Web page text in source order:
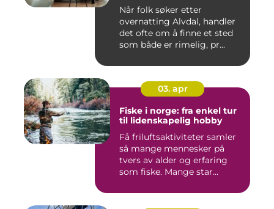
Når folk søker etter
overnatting Alvdal, handler
det ofte om å finne et sted
som både er rimelig, pr...
03. apr
Fiske i norge: fra enkel tur
til lidenskapelig hobby
Få friluftsaktiviteter samler
så mange mennesker på
tvers av alder og erfaring
som fiske. Mange star...